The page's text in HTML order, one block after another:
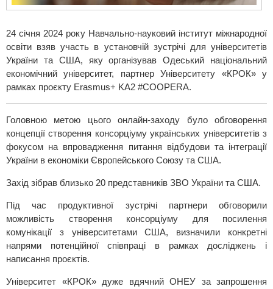
24 січня 2024 року Навчально-науковий інститут міжнародної
освіти взяв участь в установчій зустрічі для університетів
України та США, яку організував Одеський національний
економічний університет, партнер Університету «КРОК» у
рамках проєкту Erasmus+ KA2 #COOPERA.
Головною метою цього онлайн-заходу було обговорення
концепції створення консорціуму українських університетів з
фокусом на впровадження питання відбудови та інтеграції
України в економіки Європейського Союзу та США.
Захід зібрав близько 20 представників ЗВО України та США.
Під час продуктивної зустрічі партнери обговорили
можливість створення консорціуму для посилення
комунікації з університетами США, визначили конкретні
напрями потенційної співпраці в рамках досліджень і
написання проєктів.
Університет «КРОК» дуже вдячний ОНЕУ за запрошення